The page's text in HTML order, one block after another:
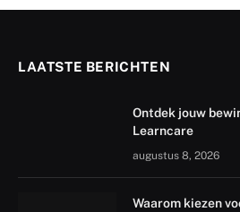
LAATSTE BERICHTEN
Ontdek jouw
Learncare
augustus 8, 2026
Waarom kiezen